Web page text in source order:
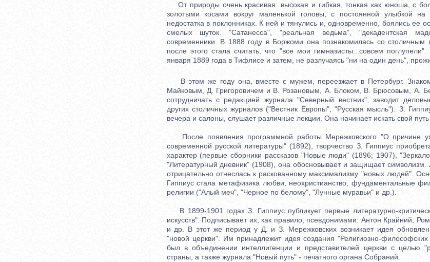
От природы очень красивая: высокая и гибкая, тонкая как юноша, с
золотыми косами вокруг маленькой головы, с постоянной улыбкой
недостатка в поклонниках. К ней и тянулись и, одновременно, боялись ее
смелых шуток. "Сатанесса", "реальная ведьма", "декадентская
современники. В 1888 году в Боржоми она познакомилась со
после этого стала считать, что "все мои гимназисты...совсем
января 1889 года в Тифлисе и затем, не разлучаясь "ни на один день",
В этом же году она, вместе с мужем, переезжает в Петербург.
Майковым, Д. Григоровичем и В. Розановым, А. Блоком, В. Брюсовым, А.
сотрудничать с редакцией журнала "Северный вестник", заводит
других столичных журналов ("Вестник Европы", "Русская мысль"). З.
вечера и салоны, слушает различные лекции. Она начинает искать свой путь
После появления программной работы Мережковского "О причине
современной русской литературы" (1892), творчество З. Гиппиус
характер (первые сборники рассказов "Новые люди" (1896; 1907),
"Литературный дневник" (1908), она обосновывает и защищает символизм.
отрицательно отнеслась к раскованному максимализму "новых людей".
Гиппиус стала метафизика любви, неохристианство, фундаментальные
религии ("Алый меч", "Черное по белому", "Лунные муравьи" и др.).
В 1899-1901 годах З. Гиппиус публикует первые литературно-
искусств". Подписывает их, как правило, псевдонимами: Антон Крайний,
и др. В этот же период у Д. и З. Мережковских возникает идея
"новой церкви". Им принадлежит идея создания "Религиозно-
был в объединении интеллигенции и представителей церкви с целью
страны, а также журнала "Новый путь" - печатного органа Собраний.